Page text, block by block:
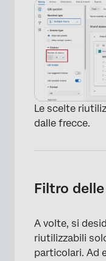
Le scelte
dalle frecce.
Filtro
A volte, si
riutilizzabili
particolari. Ad